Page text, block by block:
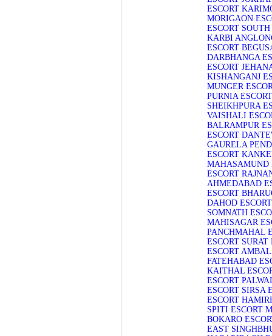
ESCORT
MORIGAON
ESCORT
KARBI
ESCORT
DARBHANGA
ESCORT
KISHANGANJ
MUNGER
PURNIA ESCORT
SHEIKHPURA
VAISHALI
BALRAMPUR
ESCORT
GAURELA
ESCORT
MAHASAMUND
ESCORT
AHMEDABAD
ESCORT
DAHOD ESCORT
SOMNATH
MAHISAGAR
PANCHMAHAL
ESCORT SURAT
ESCORT
FATEHABAD
KAITHAL
ESCORT
ESCORT SIRSA
ESCORT
SPITI ESCORT
BOKARO
EAST